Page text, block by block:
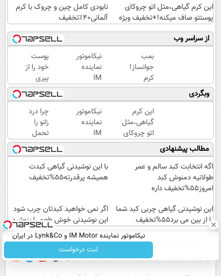
این کرم گیاهی،مثل اتو چروکای
پوستتو صاف میکنه!+تخفیف ویژه
نابودی کامل چین و چروک با کرم
آلمانی۴۰٪تخفیف
از سراسر وب
بمب
جوانساز!
کرم
بوتاکس
جلبک
اسپیرولینا50%تخفیف
نیکاموتور
نماینده
IM
Motor و
Lynk&Co
در ایران
پوست
خود را از
پیری
نجات
دهید!با
کرم
ضدچروک
جلبک
وبگردی
این کرم
گیاهی،مثل
اتو چروکای
پوستتوصاف
میکنه!50%تخفیف
نیکاموتور
نماینده
IM
Motor و
Lynk&Co
در ایران
چرا درد
زانو را
تحمل
می‌کنی؟
خیلی
ساده
درمنزل
مطالب پیشنهادی
اگه انتخابت کبد سالم و عمر
طولانیه دمنوش کبد
امروز55%تخفیف داره
با این نوشیدنی گیاهی کبدت
همیشه پرقدرته55%تخفیف
این نوشیدنی گیاهی چربی کبد شما
را از بین می برد55%تخفیف
اگر نمی خواهید کبدتان چرب شود
این نوشیدنی خوش طعم را بنوشید
نیکاموتور نماینده IM Motor و Lynk&Co در ایران
ثبت درخواست
عصر ایران۲ درباره عصرایران تماس با ما
آب و هوا اوقات شرعی سواد زندگی